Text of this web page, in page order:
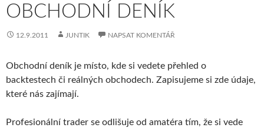
OBCHODNÍ DENÍK
12.9.2011 JUNTIK NAPSAT KOMENTÁŘ
Obchodní deník je místo, kde si vedete přehled o
backtestech či reálných obchodech. Zapisujeme si zde údaje,
které nás zajímají.
Profesionální trader se odlišuje od amatéra tím, že si vede